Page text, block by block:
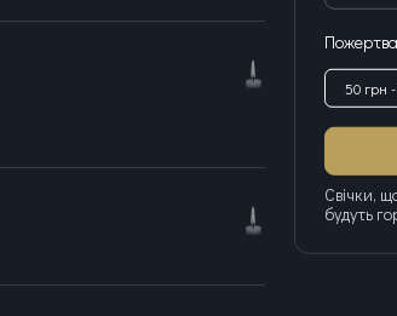
Пожертва
50 грн
Свічки,
будуть